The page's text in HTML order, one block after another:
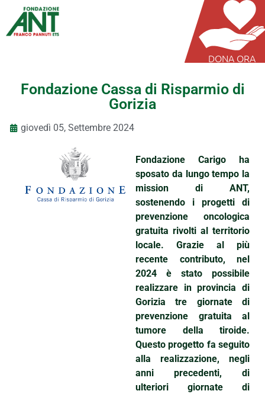
DONA ORA
Fondazione Cassa di Risparmio di
Gorizia
giovedì 05, Settembre 2024
Fondazione Carigo ha
sposato da lungo tempo la
mission di ANT,
sostenendo i progetti di
prevenzione oncologica
gratuita rivolti al territorio
locale. Grazie al più
recente contributo, nel
2024 è stato possibile
realizzare in provincia di
Gorizia tre giornate di
prevenzione gratuita al
tumore della tiroide.
Questo progetto fa seguito
alla realizzazione, negli
anni precedenti, di
ulteriori giornate di